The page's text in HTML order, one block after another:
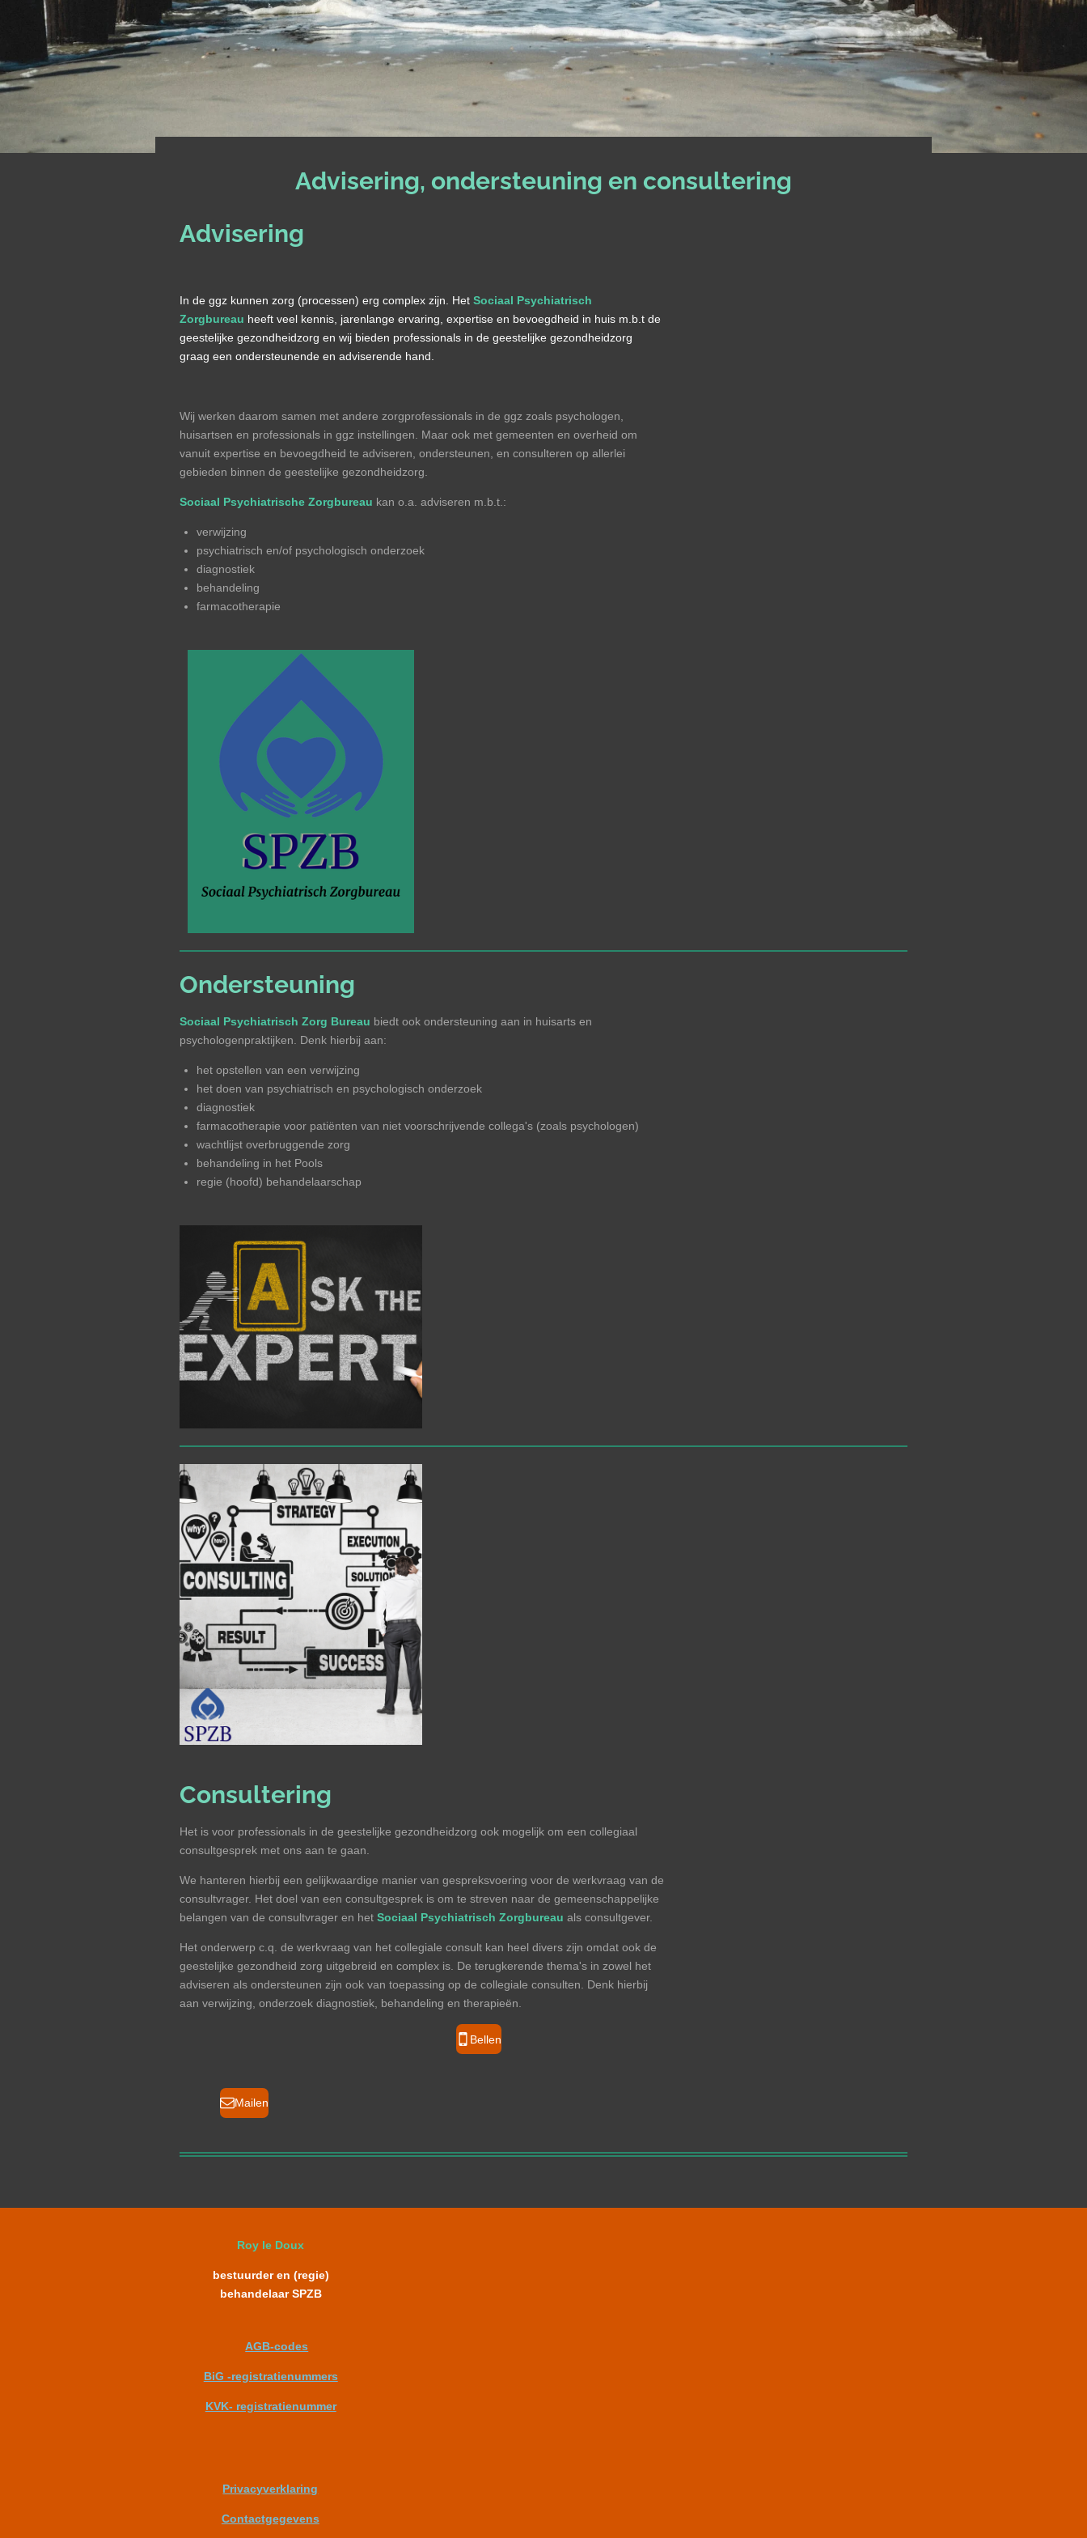
Advisering, ondersteuning en consultering
Advisering
In de ggz kunnen zorg (processen) erg complex zijn. Het Sociaal Psychiatrisch
Zorgbureau heeft veel kennis, jarenlange ervaring, expertise en bevoegdheid in huis m.b.t de
geestelijke gezondheidzorg en wij bieden professionals in de geestelijke gezondheidzorg
graag een ondersteunende en adviserende hand.
Wij werken daarom samen met andere zorgprofessionals in de ggz zoals psychologen,
huisartsen en professionals in ggz instellingen. Maar ook met gemeenten en overheid om
vanuit expertise en bevoegdheid te adviseren, ondersteunen, en consulteren op allerlei
gebieden binnen de geestelijke gezondheidzorg.
Sociaal Psychiatrische Zorgbureau kan o.a. adviseren m.b.t.:
verwijzing
psychiatrisch en/of psychologisch onderzoek
diagnostiek
behandeling
farmacotherapie
Ondersteuning
Sociaal Psychiatrisch Zorg Bureau biedt ook ondersteuning aan in huisarts en
psychologenpraktijken. Denk hierbij aan:
het opstellen van een verwijzing
het doen van psychiatrisch en psychologisch onderzoek
diagnostiek
farmacotherapie voor patiënten van niet voorschrijvende collega's (zoals psychologen)
wachtlijst overbruggende zorg
behandeling in het Pools
regie (hoofd) behandelaarschap
Consultering
Het is voor professionals in de geestelijke gezondheidzorg ook mogelijk om een collegiaal
consultgesprek met ons aan te gaan.
We hanteren hierbij een gelijkwaardige manier van gespreksvoering voor de werkvraag van de
consultvrager. Het doel van een consultgesprek is om te streven naar de gemeenschappelijke
belangen van de consultvrager en het Sociaal Psychiatrisch Zorgbureau als consultgever.
Het onderwerp c.q. de werkvraag van het collegiale consult kan heel divers zijn omdat ook de
geestelijke gezondheid zorg uitgebreid en complex is. De terugkerende thema's in zowel het
adviseren als ondersteunen zijn ook van toepassing op de collegiale consulten. Denk hierbij
aan verwijzing, onderzoek diagnostiek, behandeling en therapieën.
Bellen
Mailen
Roy le Doux
bestuurder en (regie)
behandelaar SPZB
AGB-codes
BiG -registratienummers
KVK- registratienummer
Privacyverklaring
Contactgegevens